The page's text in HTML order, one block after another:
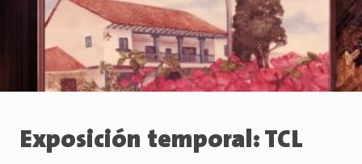
Exposición temporal: TCL